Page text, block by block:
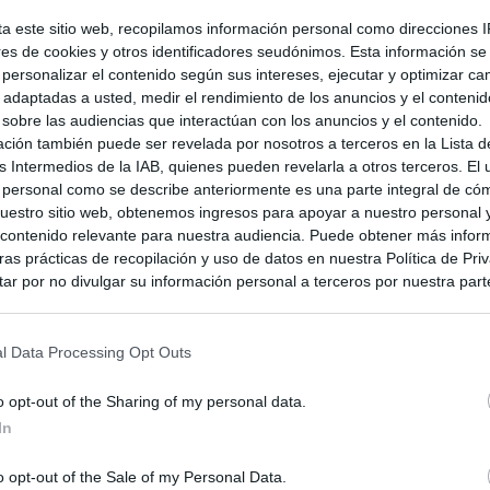
este sitio web, recopilamos información personal como direcciones
de cookies y otros identificadores seudónimos. Esta información
el contenido según sus intereses, ejecutar y optimizar
adaptadas a usted, medir el rendimiento de los anuncios y el
las audiencias que interactúan con los anuncios y el contenido.
también puede ser revelada por nosotros a terceros en la Lista
Intermedios de la IAB, quienes pueden revelarla a otros terceros. El
como se describe anteriormente es una parte integral de
sitio web, obtenemos ingresos para apoyar a nuestro personal
relevante para nuestra audiencia. Puede obtener más
prácticas de recopilación y uso de datos en nuestra Política de
por no divulgar su información personal a terceros por nuestra
en la información personal utilizada por nosotros o en
por no participar en la divulgación adicional de su información
en la Lista de participantes intermedios de la IAB.
Data Processing Opt Outs
opt-out of the Sharing of my personal data.
opt-out of the Sale of my Personal Data.
la portátil. Y si, además, te decimos que por
del juego, ¿a que vas a correr más todavía?
digital de Bravely
oferta. Desde el día de su lanzamiento, el
hacernos con el juego en formato digital con
el citado Preludio -tal y como lo ha
de#BravelySecondpara